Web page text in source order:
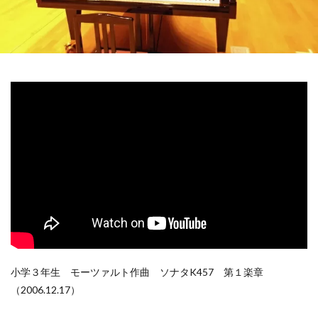
小学３年生 モーツァルト作曲 ソナタK457 第１楽章
（2006.12.17）